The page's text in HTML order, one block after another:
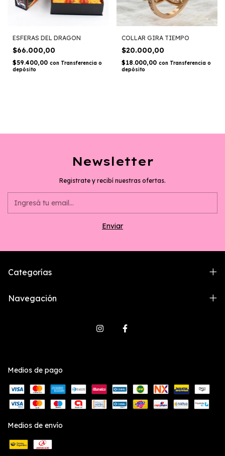
ESFERAS DEL DRAGON
$66.000,00
$59.400,00 con Transferencia o
depósito
COLLAR GIRA TIEMPO
$20.000,00
$18.000,00 con Transferencia o
depósito
Newsletter
Registrate y recibí nuestras ofertas.
Categorías
Navegación
Medios de pago
Medios de envío